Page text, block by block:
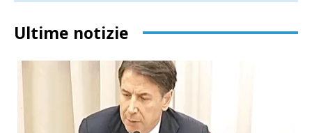
Ultime notizie